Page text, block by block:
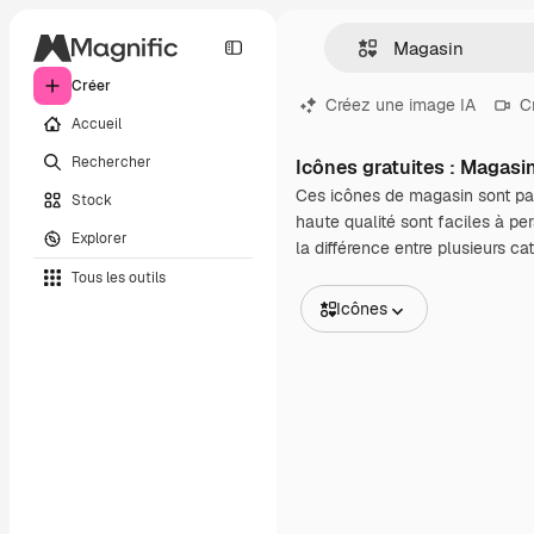
Créer
Accueil
Rechercher
Stock
Explorer
Tous les outils
Créez une image IA
Icônes gratuites :
Ces icônes de magasin sont
haute qualité sont faciles à
la différence entre plusieurs
Icônes